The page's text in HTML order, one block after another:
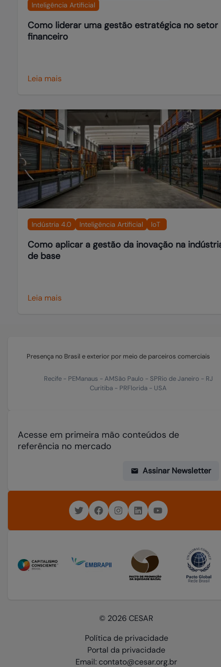
Inteligência Artificial
Como liderar uma gestão estratégica no setor
financeiro
Leia mais
Indústria 4.0 Inteligência Artificial IoT
Como aplicar a gestão da inovação na
de base
Leia mais
Presença no Brasil e exterior por meio de parceiros comerciais
Recife- PEManaus - AMSão Paulo - SPRio de Janeiro - RJ
Curitiba - PRFlorida - USA
Acesse em primeira mão conteúdos de
referência no mercado
Assinar Newsletter
© 2026 CESAR
Política de privacidade
Portal da privacidade
Email: contato@cesar.org.br